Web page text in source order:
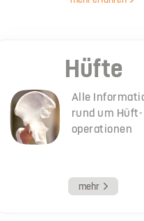
Hüfte
Alle
rund um Hüft­
operationen
mehr